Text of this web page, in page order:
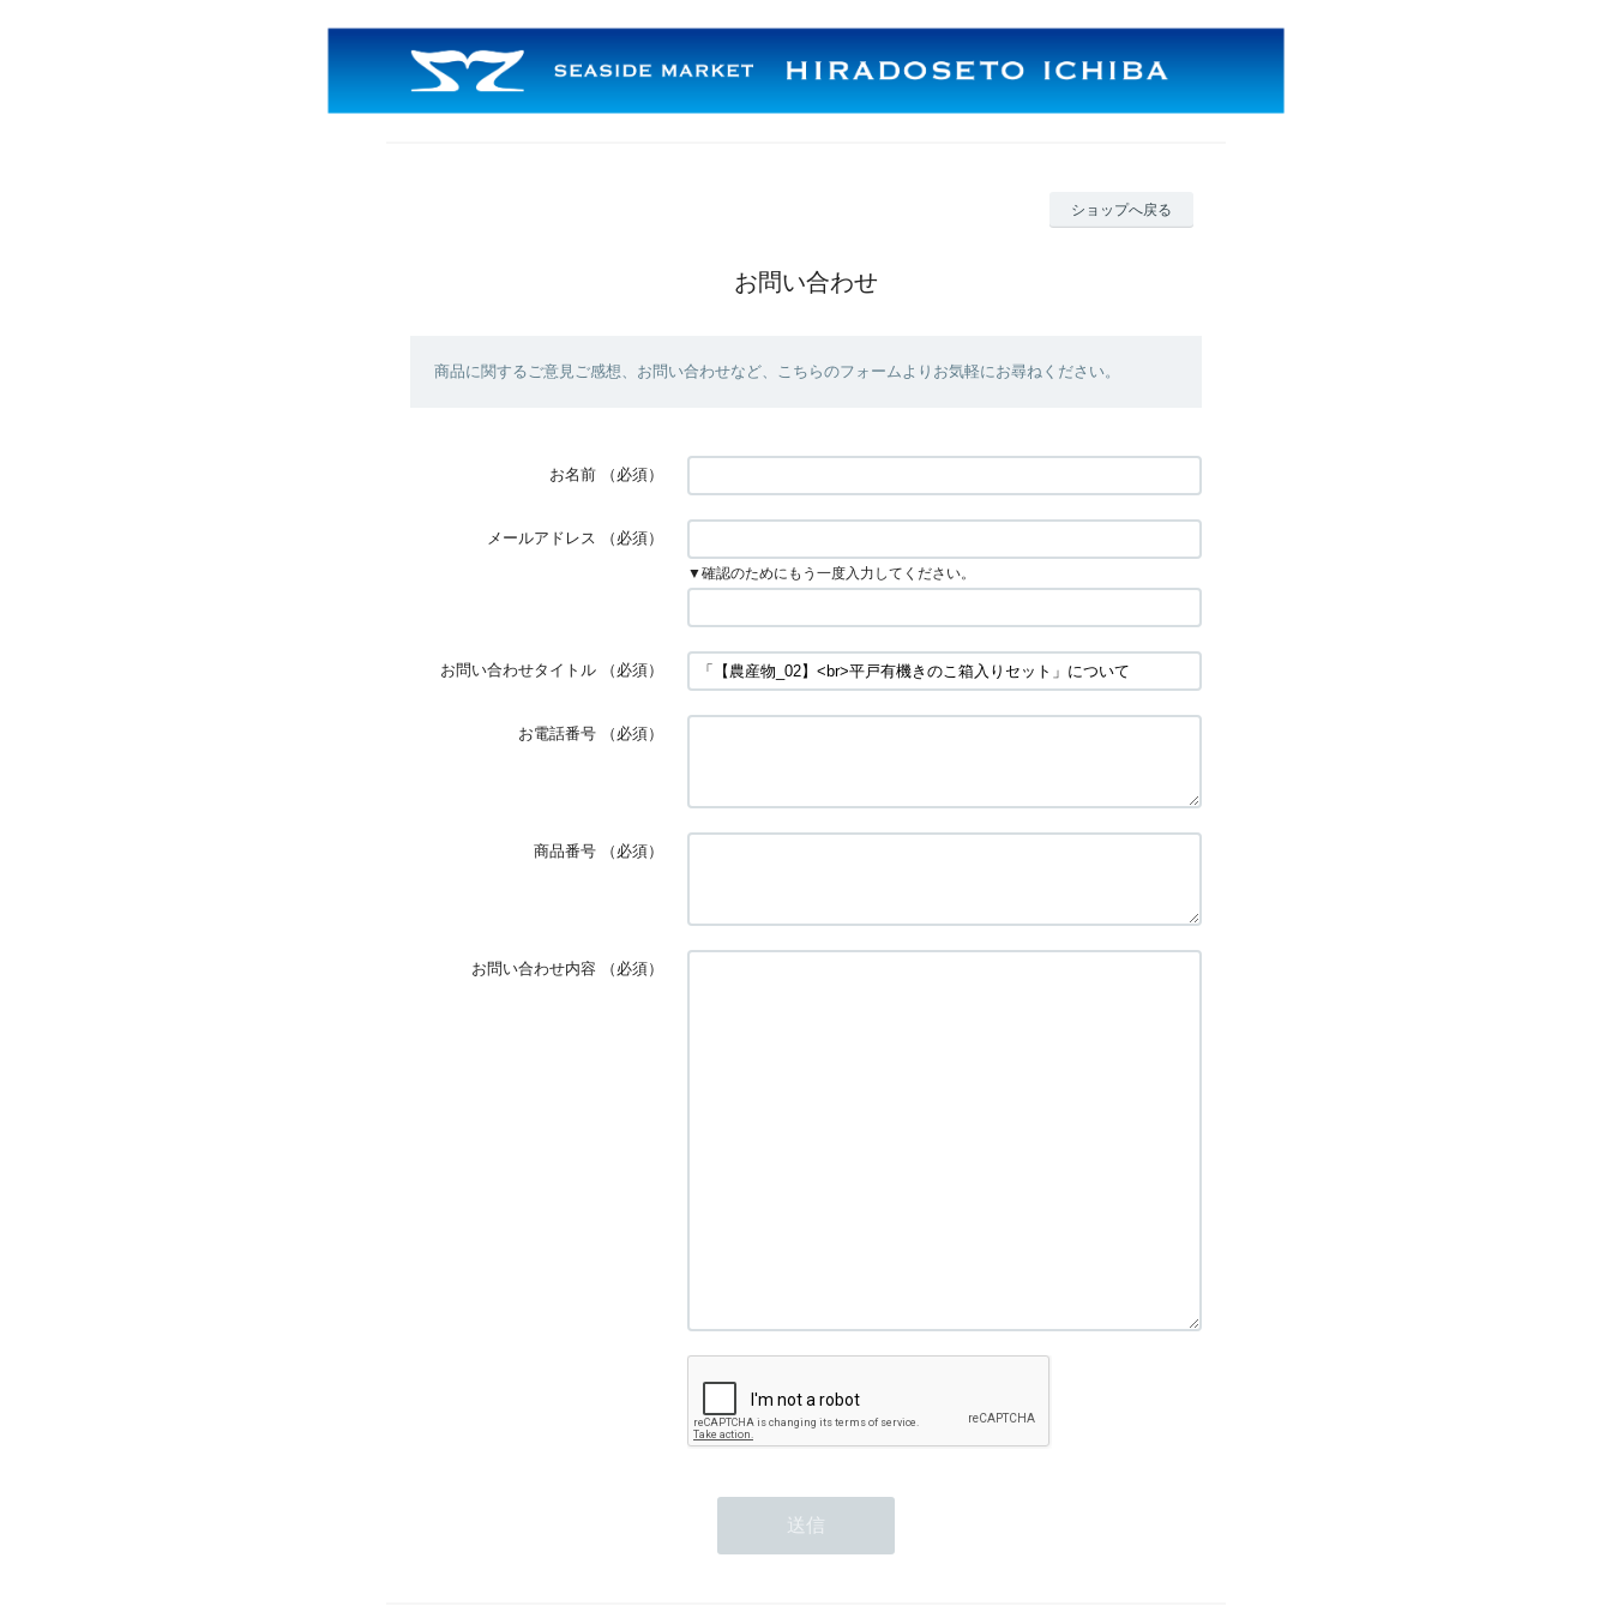
ショップへ戻る
お問い合わせ
商品に関するご意見ご感想、お問い合わせなど、こちらのフォームよりお気軽にお尋ねください。
お名前 （必須）
メールアドレス （必須）
▼確認のためにもう一度入力してください。
お問い合わせタイトル （必須）
お電話番号 （必須）
商品番号 （必須）
お問い合わせ内容 （必須）